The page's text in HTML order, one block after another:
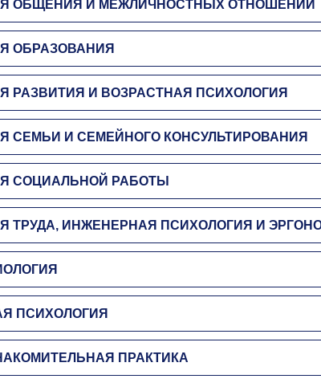
ОБЩЕНИЯ И МЕЖЛИЧНОСТНЫХ ОТНОШЕНИЙ
ОБРАЗОВАНИЯ
РАЗВИТИЯ И ВОЗРАСТНАЯ ПСИХОЛОГИЯ
СЕМЬИ И СЕМЕЙНОГО КОНСУЛЬТИРОВАНИЯ
СОЦИАЛЬНОЙ РАБОТЫ
ТРУДА, ИНЖЕНЕРНАЯ ПСИХОЛОГИЯ И
ПСИХОЛОГИЯ
ПРАКТИКА